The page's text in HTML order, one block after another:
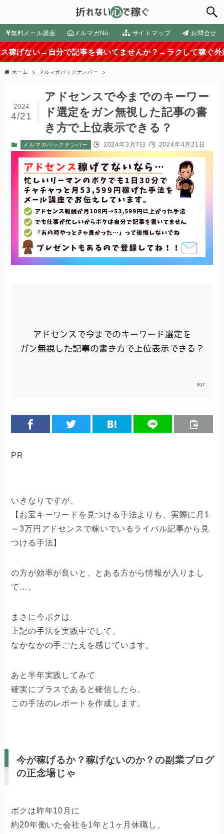
無料メール講座 メルマガNo. サイトマップ お問合せ
で記事を書いてませんか？→ラクして稼ぐ外注化の方法
ホーム メルマガバックナンバー
アドセンスで今までのキーワー
ド選定をガン無視した記事の書
き方で上位表示できる？
2024
4/21
メルマガバックナンバー 2024年3月7日 2024年4月21日
PR
いきなりですが、
【お宝キーワードを見つける手法よりも、実際に月1
～3万円アドセンスで稼いでいるライバル記事から見
つける手法】
の方が効率が良いと、とある方から情報が入りまし
て…。
まさに今ボクは
上記の手法を実践中でして、
なかなかの手ごたえを感じています。
あと半年実践してみて
確実にプラスであると確信したら、
この手法のレポートを作成します。
今が稼げるか？稼げないのか？の副業ブログ
の正念場じゃ
ボクは昨年10月に
約20年働いた会社を1年と1ヶ月休職し、